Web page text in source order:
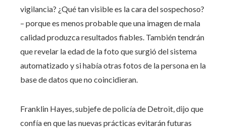
vigilancia? ¿Qué tan visible es la cara del sospechoso?
– porque es menos probable que una imagen de mala
calidad produzca resultados fiables. También tendrán
que revelar la edad de la foto que surgió del sistema
automatizado y si había otras fotos de la persona en la
base de datos que no coincidieran.
Franklin Hayes, subjefe de policía de Detroit, dijo que
confía en que las nuevas prácticas evitarán futuras